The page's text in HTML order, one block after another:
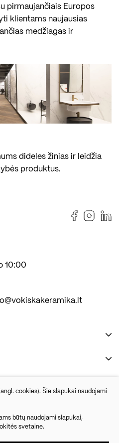
pirmaujančiais Europos
klientams naujausias
medžiagas ir
dideles žinias ir leidžia
produktus.
10:00
cookies). Šie slapukai naudojami
būtų naudojami slapukai,
svetaine.